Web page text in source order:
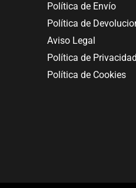
Política de Envío
Política de
Aviso Legal
Política de Privacidad
Política de Cookies